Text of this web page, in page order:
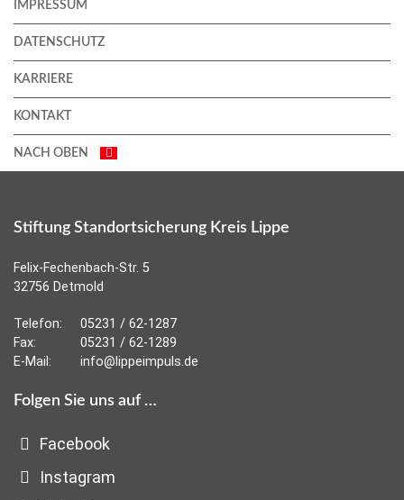
IMPRESSUM
DATENSCHUTZ
KARRIERE
KONTAKT
NACH OBEN
Stiftung Standortsicherung Kreis Lippe
Felix-Fechenbach-Str. 5
32756 Detmold
Telefon:
05231 / 62-1287
Fax:
05231 / 62-1289
E-Mail:
info@lippeimpuls.de
Folgen Sie uns auf …
Facebook
Instagram